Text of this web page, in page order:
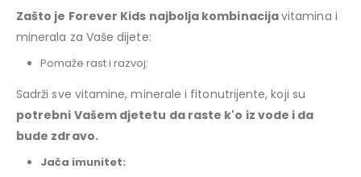
Zašto je Forever Kids najbolja kombinacijavitamina i
minerala za Vaše dijete:
Pomaže rast i razvoj:
Sadrži sve vitamine, minerale i fitonutrijente, koji su
potrebni Vašem djetetu da raste k'o iz vode i da
bude zdravo.
Jača imunitet: